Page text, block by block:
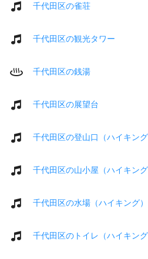
千代田区の雀荘
千代田区の観光タワー
千代田区の銭湯
千代田区の展望台
千代田区の登山口（ハイキング
千代田区の山小屋（ハイキング
千代田区の水場（ハイキング）
千代田区のトイレ（ハイキング